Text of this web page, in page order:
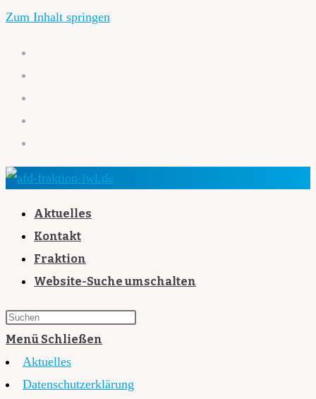
Zum Inhalt springen
Aktuelles
Kontakt
Fraktion
Website-Suche umschalten
Menü Schließen
Aktuelles
Datenschutzerklärung